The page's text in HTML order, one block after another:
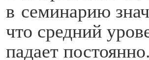
в семинарию
что средний
падает